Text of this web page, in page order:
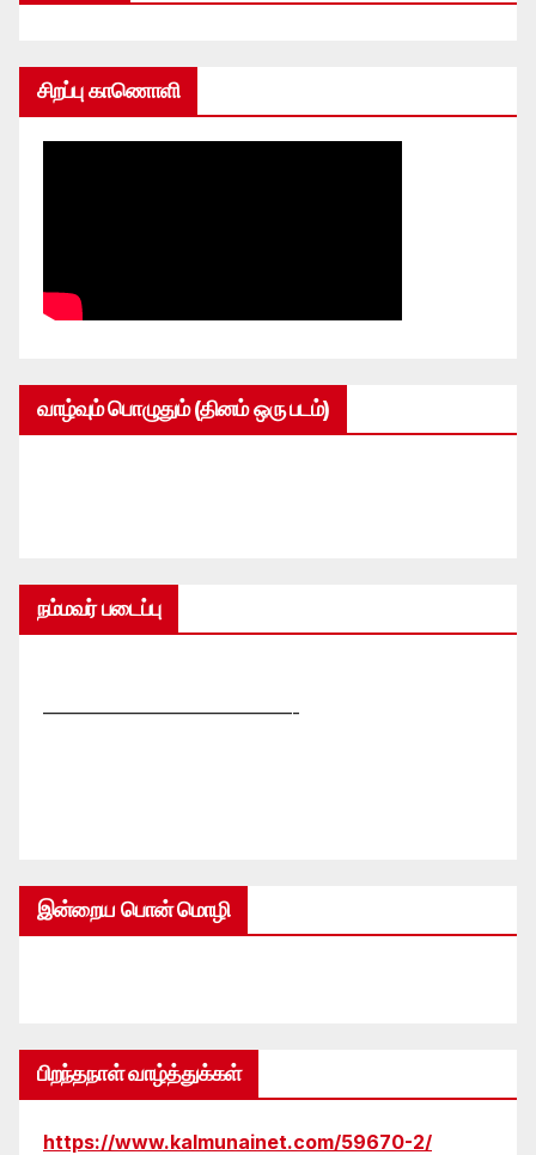
சிறப்பு காணொளி
வாழ்வும் பொழுதும் (தினம் ஒரு படம்)
நம்மவர் படைப்பு
—————————————-
இன்றைய பொன் மொழி
பிறந்தநாள் வாழ்த்துக்கள்
https://www.kalmunainet.com/59670-2/